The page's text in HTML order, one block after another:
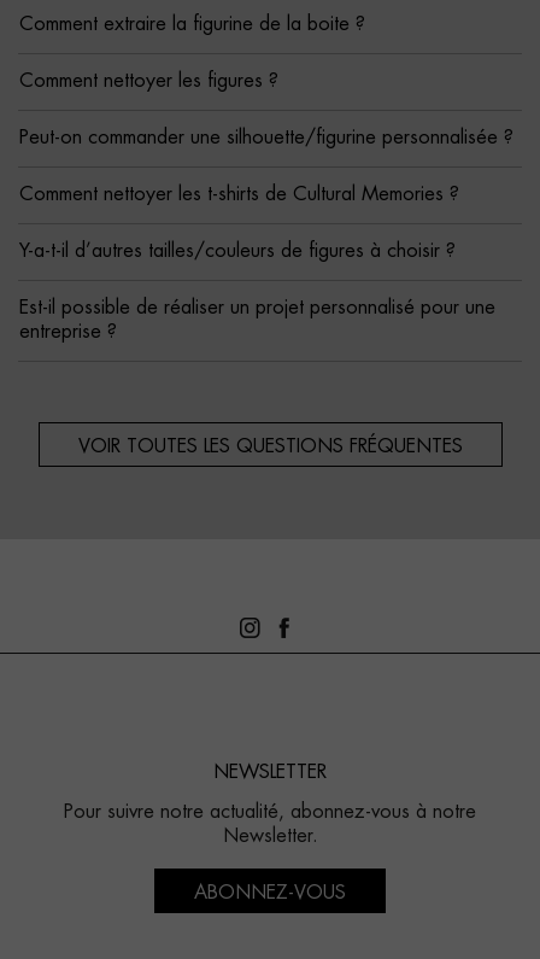
Comment extraire la figurine de la boite ?
Comment nettoyer les figures ?
Peut-on commander une silhouette/figurine personnalisée ?
Comment nettoyer les t-shirts de Cultural Memories ?
Y-a-t-il d’autres tailles/couleurs de figures à choisir ?
Est-il possible de réaliser un projet personnalisé pour une
entreprise ?
VOIR TOUTES LES QUESTIONS FRÉQUENTES
NEWSLETTER
Pour suivre notre actualité, abonnez-vous à notre
Newsletter.
ABONNEZ-VOUS